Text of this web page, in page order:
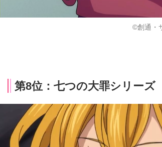
©創通・
第8位：七つの大罪シリーズ